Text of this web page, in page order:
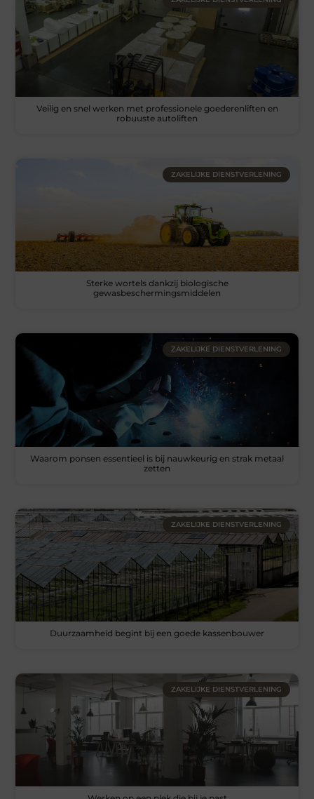
Veilig en snel werken met professionele goederenliften en
robuuste autoliften
ZAKELIJKE DIENSTVERLENING
Sterke wortels dankzij biologische
gewasbeschermingsmiddelen
ZAKELIJKE DIENSTVERLENING
Waarom ponsen essentieel is bij nauwkeurig en strak metaal
zetten
ZAKELIJKE DIENSTVERLENING
Duurzaamheid begint bij een goede kassenbouwer
ZAKELIJKE DIENSTVERLENING